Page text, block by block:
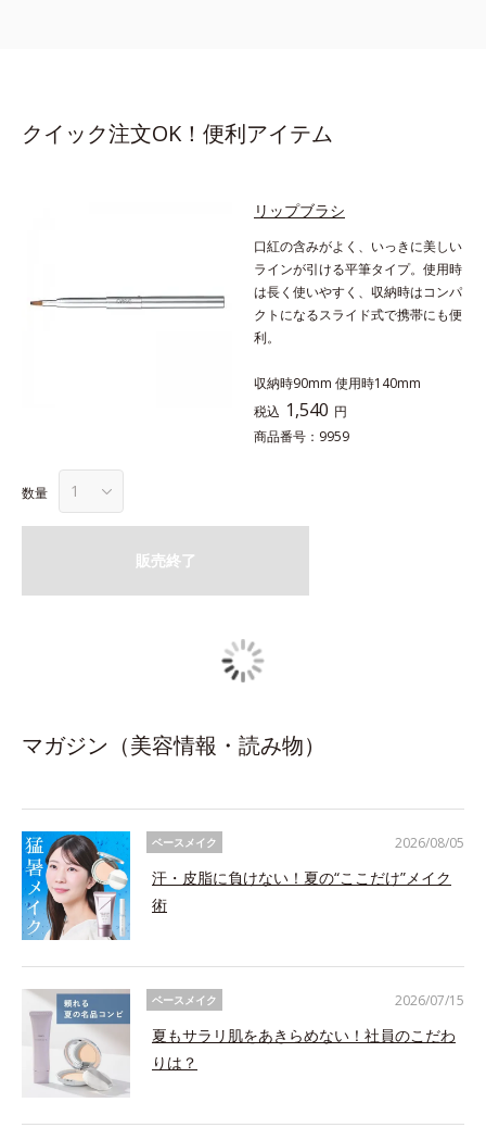
クイック注文OK！便利アイテム
リップブラシ
口紅の含みがよく、いっきに美しい
ラインが引ける平筆タイプ。使用時
は長く使いやすく、収納時はコンパ
クトになるスライド式で携帯にも便
利。
収納時90mm 使用時140mm
税込 1,540 円
商品番号：9959
数量
販売終了
マガジン（美容情報・読み物）
ベースメイク
汗・皮脂に負けない！夏の“ここだけ”メイク
術
2026/08/05
ベースメイク
夏もサラリ肌をあきらめない！社員のこだわ
りは？
2026/07/15